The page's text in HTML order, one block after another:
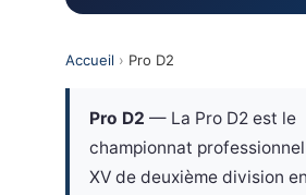
Accueil › Pro D2
Pro D2 — La Pro D2 est le
championnat
XV de deuxième division